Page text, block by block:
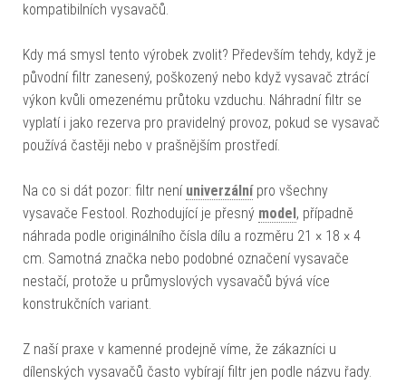
kompatibilních vysavačů.
Kdy má smysl tento výrobek zvolit? Především tehdy, když je
původní filtr zanesený, poškozený nebo když vysavač ztrácí
výkon kvůli omezenému průtoku vzduchu. Náhradní filtr se
vyplatí i jako rezerva pro pravidelný provoz, pokud se vysavač
používá častěji nebo v prašnějším prostředí.
Na co si dát pozor: filtr není univerzálnípro všechny
vysavače Festool. Rozhodující je přesný model , případně
náhrada podle originálního čísla dílu a rozměru 21 × 18 × 4
cm. Samotná značka nebo podobné označení vysavače
nestačí, protože u průmyslových vysavačů bývá více
konstrukčních variant.
Z naší praxe v kamenné prodejně víme, že zákazníci u
dílenských vysavačů často vybírají filtr jen podle názvu řady.